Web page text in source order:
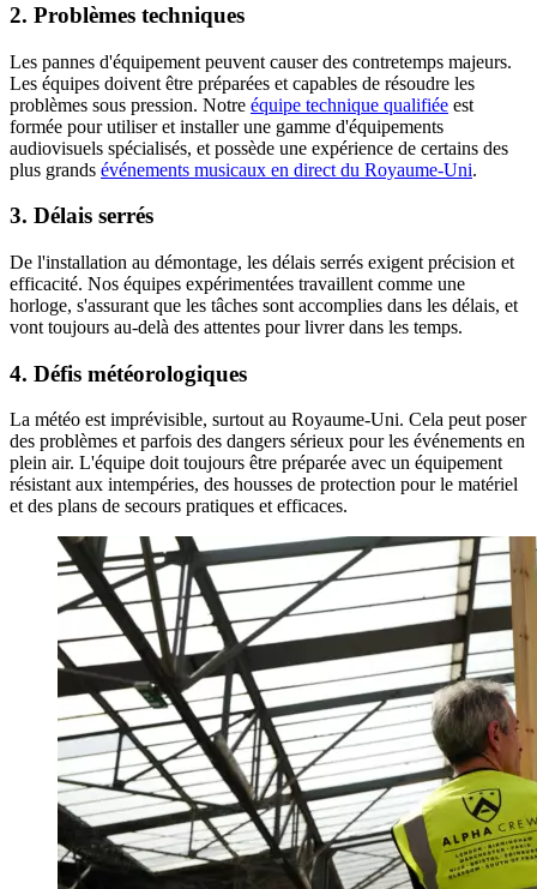
2. Problèmes techniques
Les pannes d'équipement peuvent causer des contretemps majeurs.
Les équipes doivent être préparées et capables de résoudre les
problèmes sous pression. Notre équipe technique qualifiée est
formée pour utiliser et installer une gamme d'équipements
audiovisuels spécialisés, et possède une expérience de certains des
plus grands événements musicaux en direct du Royaume-Uni.
3. Délais serrés
De l'installation au démontage, les délais serrés exigent précision et
efficacité. Nos équipes expérimentées travaillent comme une
horloge, s'assurant que les tâches sont accomplies dans les délais, et
vont toujours au-delà des attentes pour livrer dans les temps.
4. Défis météorologiques
La météo est imprévisible, surtout au Royaume-Uni. Cela peut poser
des problèmes et parfois des dangers sérieux pour les événements en
plein air. L'équipe doit toujours être préparée avec un équipement
résistant aux intempéries, des housses de protection pour le matériel
et des plans de secours pratiques et efficaces.